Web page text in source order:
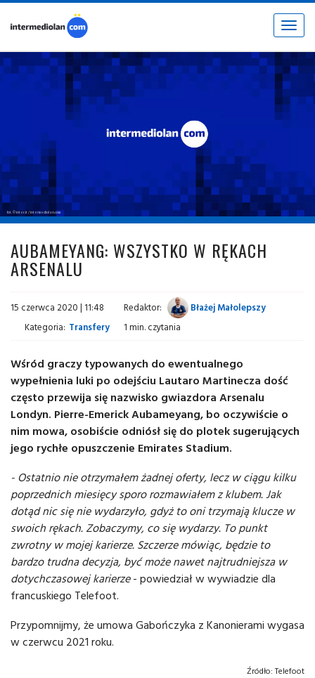
Toggle
fot. © inter.it / intermediolan.com
AUBAMEYANG: WSZYSTKO W RĘKACH
ARSENALU
15 czerwca 2020 | 11:48 Redaktor:
Błażej Małolepszy
Kategoria: Transfery 1 min. czytania
Wśród graczy typowanych do ewentualnego
wypełnienia luki po odejściu Lautaro Martinecza dość
często przewija się nazwisko gwiazdora Arsenalu
Londyn. Pierre-Emerick Aubameyang, bo oczywiście o
nim mowa, osobiście odniósł się do plotek sugerujących
jego rychłe opuszczenie Emirates Stadium.
- Ostatnio nie otrzymałem żadnej oferty, lecz w ciągu kilku
poprzednich miesięcy sporo rozmawiałem z klubem. Jak
dotąd nic się nie wydarzyło, gdyż to oni trzymają klucze w
swoich rękach. Zobaczymy, co się wydarzy. To punkt
zwrotny w mojej karierze. Szczerze mówiąc, będzie to
bardzo trudna decyzja, być może nawet najtrudniejsza w
dotychczasowej karierze- powiedział w wywiadzie dla
francuskiego Telefoot.
Przypomnijmy, że umowa Gabończyka z Kanonierami wygasa
w czerwcu 2021 roku.
Źródło:Telefoot